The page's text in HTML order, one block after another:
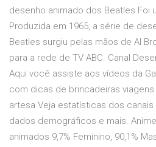
desenho animado dos Beatles.Foi
Produzida em 1965, a série de
Beatles surgiu pelas mãos de Al
para a rede de TV ABC. Canal
Aqui você assiste aos vídeos da
com dicas de brincadeiras
artesa Veja estatísticas dos
dados demográficos e mais.
animados 9,7% Feminino, 90,1%